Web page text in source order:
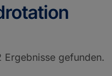
Ergebnisse gefunden.